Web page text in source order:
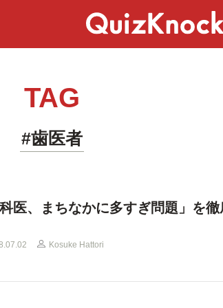
TAG
#歯医者
科医、まちなかに多すぎ問題」を徹
Kosuke Hattori